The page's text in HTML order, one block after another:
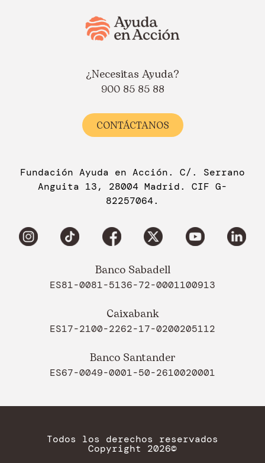
¿Necesitas Ayuda?
900 85 85 88
CONTÁCTANOS
Fundación Ayuda en Acción. C/. Serrano
Anguita 13, 28004 Madrid. CIF G-
82257064.
Banco Sabadell
ES81-0081-5136-72-0001100913
Caixabank
ES17-2100-2262-17-0200205112
Banco Santander
ES67-0049-0001-50-2610020001
Todos los derechos reservados
Copyright 2026©